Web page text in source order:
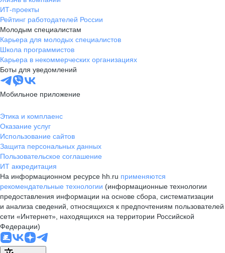
ИТ-проекты
Рейтинг работодателей России
Молодым специалистам
Карьера для молодых специалистов
Школа программистов
Карьера в некоммерческих организациях
Боты для уведомлений
Мобильное приложение
Этика и комплаенс
Оказание услуг
Использование сайтов
Защита персональных данных
Пользовательское соглашение
ИТ аккредитация
На информационном ресурсе hh.ru применяются
рекомендательные технологии (информационные технологии
предоставления информации на основе сбора, систематизации
и анализа сведений, относящихся к предпочтениям пользователей
сети «Интернет», находящихся на территории Российской
Федерации)